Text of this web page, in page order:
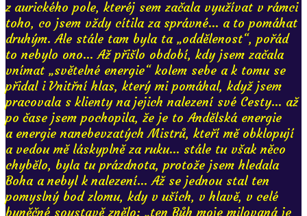
z aurického pole, kteréj sem začala využívat v rámci
toho, co jsem vždy cítila za správné... a to pomáhat
druhým. Ale stále tam byla ta „oddělenost“, pořád
to nebylo ono... Až přišlo období, kdy jsem začala
vnímat „světelné energie“ kolem sebe a k tomu se
přidal i Vnitřní hlas, který mi pomáhal, když jsem
pracovala s klienty na jejich nalezení své Cesty... až
po čase jsem pochopila, že je to Andělská energie
a energie nanebevzatých Mistrů, kteří mě obklopují
a vedou mě láskyplně za ruku... stále tu však něco
chybělo, byla tu prázdnota, protože jsem hledala
Boha a nebyl k nalezení... Až se jednou stal ten
pomyslný bod zlomu, kdy v uších, v hlavě, v celé
buněčné soustavě znělo: „ten Bůh moje milovaná je